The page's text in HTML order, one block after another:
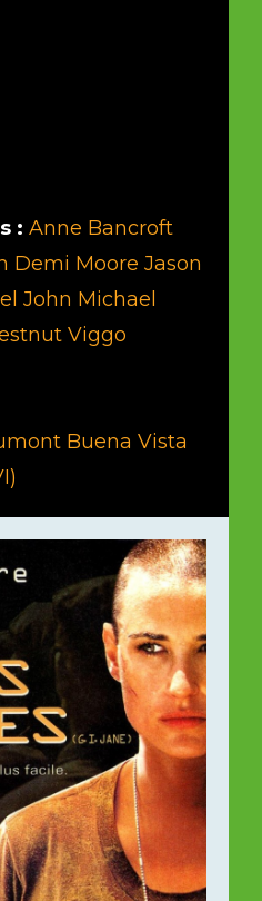
: Anne Bancroft
Demi Moore Jason
John Michael
Viggo
Buena Vista